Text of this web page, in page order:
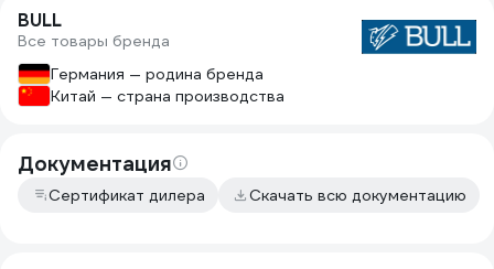
BULL
Все товары бренда
Германия — родина бренда
Китай — страна производства
Документация
Сертификат дилера Скачать всю документацию